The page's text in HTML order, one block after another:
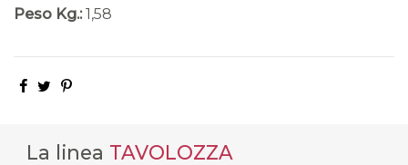
Peso Kg.: 1,58
La linea TAVOLOZZA